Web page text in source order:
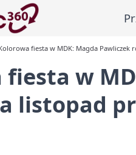
fiesta w MDK: Magda Pawliczek
fiesta w
listopad